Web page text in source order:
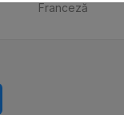
Franceză